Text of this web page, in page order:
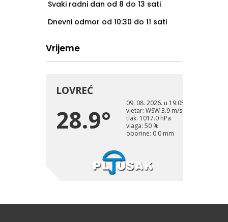
Svaki radni dan od 8 do 13 sati
Dnevni odmor od 10:30 do 11 sati
Vrijeme